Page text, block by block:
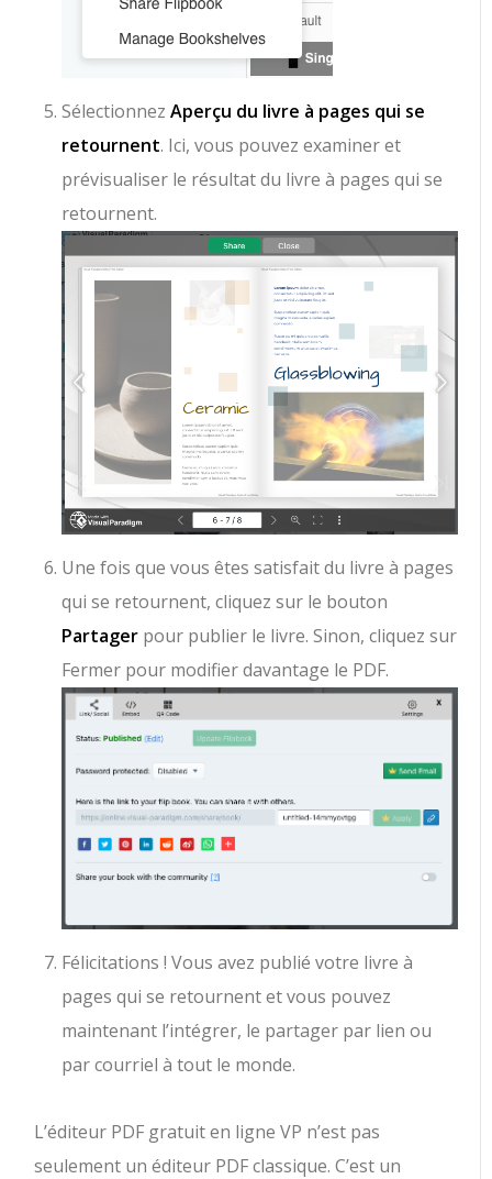
SélectionnezAperçu du livre à pages qui se
retournent. Ici, vous pouvez examiner et
prévisualiser le résultat du livre à pages qui se
retournent.
Une fois que vous êtes satisfait du livre à pages
qui se retournent, cliquez sur le bouton
Partager pour publier le livre. Sinon, cliquez sur
Fermer pour modifier davantage le PDF.
Félicitations ! Vous avez publié votre livre à
pages qui se retournent et vous pouvez
maintenant l’intégrer, le partager par lien ou
par courriel à tout le monde.
L’éditeur PDF gratuit en ligne VP n’est pas
seulement un éditeur PDF classique. C’est un